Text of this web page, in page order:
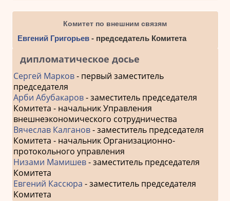
Комитет по внешним связям
Евгений Григорьев- председатель Комитета
дипломатическое досье
Сергей Марков- первый заместитель
председателя
Арби Абубакаров- заместитель председателя
Комитета - начальник Управления
внешнеэкономического сотрудничества
Вячеслав Калганов- заместитель председателя
Комитета - начальник Организационно-
протокольного управления
Низами Мамишев- заместитель председателя
Комитета
Евгений Кассюра - заместитель председателя
Комитета